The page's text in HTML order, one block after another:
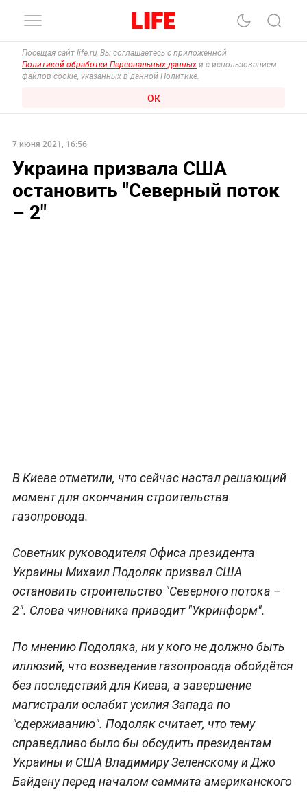
Посещая сайт life.ru, Вы соглашаетесь с приложенной
Политикой обработки Персональных данных и с использованием
файлов cookie, указанных в данной Политике.
ОК
7 июня 2021, 16:56
Украина призвала США
остановить "Северный поток
– 2"
В Киеве отметили, что сейчас настал решающий
момент для окончания строительства
газопровода.
Советник руководителя Офиса президента
Украины Михаил Подоляк призвал США
остановить строительство "Северного потока –
2". Слова чиновника приводит "Укринформ".
По мнению Подоляка, ни у кого не должно быть
иллюзий, что возведение газопровода обойдётся
без последствий для Киева, а завершение
магистрали ослабит усилия Запада по
"сдерживанию". Подоляк считает, что тему
справедливо было бы обсудить президентам
Украины и США Владимиру Зеленскому и Джо
Байдену перед началом саммита американского